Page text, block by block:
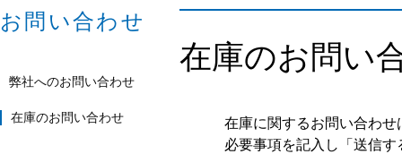
在庫のお問い
在庫に関するお問い合わ
必要事項を記入し「送信
お問い合わせ
弊社へのお問い合わせ
在庫のお問い合わせ